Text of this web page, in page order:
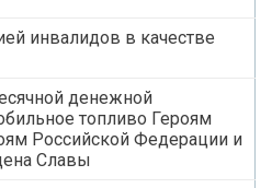
инвалидов в качестве
денежной
топливо Героям
Российской Федерации и
Славы